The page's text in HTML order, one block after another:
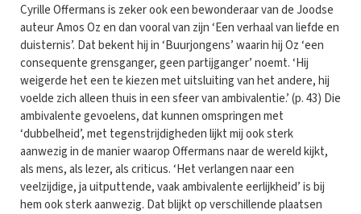
Cyrille Offermans is zeker ook een bewonderaar van de Joodse
auteur Amos Oz en dan vooral van zijn ‘Een verhaal van liefde en
duisternis’. Dat bekent hij in ‘Buurjongens’ waarin hij Oz ‘een
consequente grensganger, geen partijganger’ noemt. ‘Hij
weigerde het een te kiezen met uitsluiting van het andere, hij
voelde zich alleen thuis in een sfeer van ambivalentie.’ (p. 43) Die
ambivalente gevoelens, dat kunnen omspringen met
‘dubbelheid’, met tegenstrijdigheden lijkt mij ook sterk
aanwezig in de manier waarop Offermans naar de wereld kijkt,
als mens, als lezer, als criticus. ‘Het verlangen naar een
veelzijdige, ja uitputtende, vaak ambivalente eerlijkheid’ is bij
hem ook sterk aanwezig. Dat blijkt op verschillende plaatsen